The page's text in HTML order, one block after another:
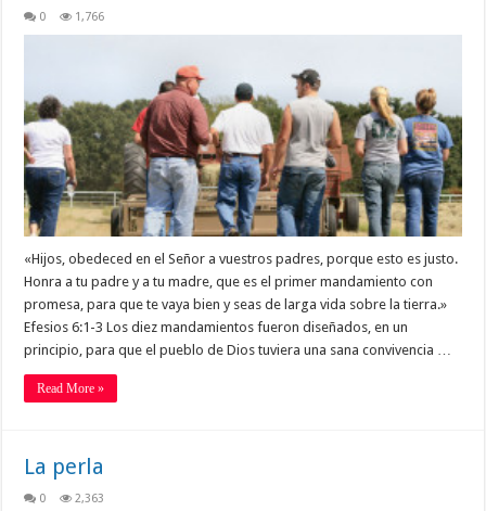
0 1,766
«Hijos, obedeced en el Señor a vuestros padres, porque esto es justo.
Honra a tu padre y a tu madre, que es el primer mandamiento con
promesa, para que te vaya bien y seas de larga vida sobre la tierra.»
Efesios 6:1-3 Los diez mandamientos fueron diseñados, en un
principio, para que el pueblo de Dios tuviera una sana convivencia …
Read More »
La perla
0 2,363